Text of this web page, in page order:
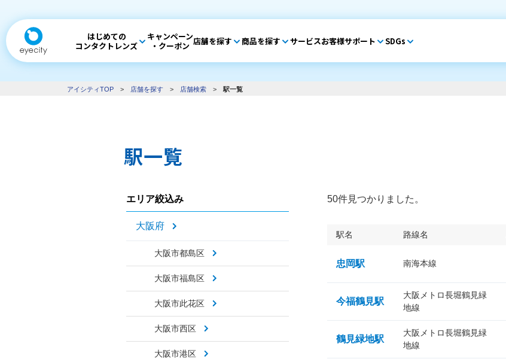
はじめての
コンタクトレンズ
キャンペーン
・クーポン 店舗を探す 商品を探す サービスお客様サポート SDGs
アイシティTOP > 店舗を探す > 店舗検索 > 駅一覧
駅一覧
エリア絞込み
大阪府
大阪市都島区
大阪市福島区
大阪市此花区
大阪市西区
大阪市港区
50件見つかりました。
駅名 路線名
忠岡駅 南海本線
今福鶴見駅
大阪メトロ長堀鶴見緑
地線
鶴見緑地駅
大阪メトロ長堀鶴見緑
地線